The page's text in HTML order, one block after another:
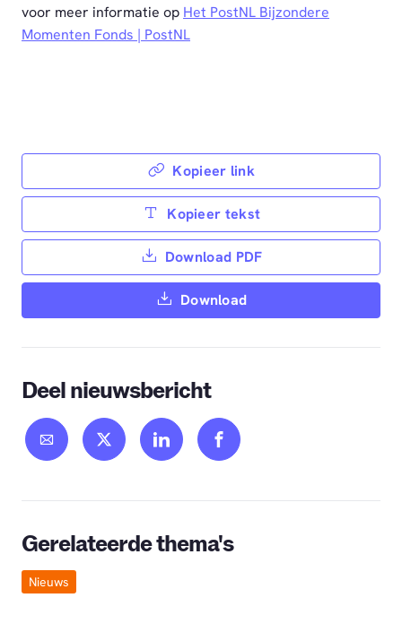
voor meer informatie op Het PostNL Bijzondere
Momenten Fonds | PostNL
Kopieer link
Kopieer tekst
Download PDF
Download
Deel nieuwsbericht
Gerelateerde thema's
Nieuws